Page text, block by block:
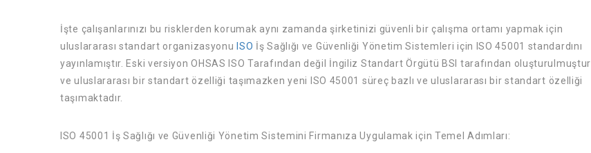
İşte çalışanlarınızı bu risklerden korumak aynı zamanda şirketinizi güvenli bir çalışma ortamı yapmak için
uluslararası standart organizasyonu ISO İş Sağlığı ve Güvenliği Yönetim Sistemleri için ISO 45001 standardını
yayınlamıştır. Eski versiyon OHSAS ISO Tarafından değil İngiliz Standart Örgütü BSI tarafından oluşturulmuştur
ve uluslararası bir standart özelliği taşımazken yeni ISO 45001 süreç bazlı ve uluslararası bir standart özelliği
taşımaktadır.
ISO 45001 İş Sağlığı ve Güvenliği Yönetim Sistemini Firmanıza Uygulamak için Temel Adımları: